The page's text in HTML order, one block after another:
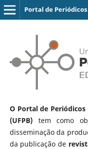
Portal de Periódicos
O Portal de
(UFPB)tem como
disseminação da
da publicação de